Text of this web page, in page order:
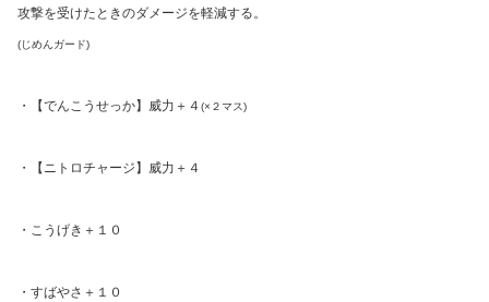
攻撃を受けたときのダメージを軽減する。
(じめんガード)
・【でんこうせっか】威力＋４(×２マス)
・【ニトロチャージ】威力＋４
・こうげき＋１０
・すばやさ＋１０